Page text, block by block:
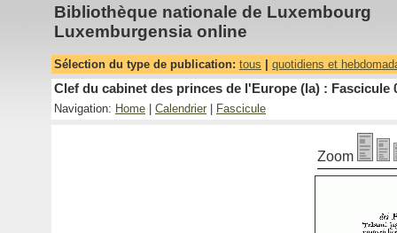
Bibliothèque nationale de Luxembourg
Luxemburgensia online
Sélection du type de publication: tous quotidiens et
Clef du cabinet des princes de l'Europe (la) : Fascicule
Navigation: Home Calendrier Fascicule
Zoom